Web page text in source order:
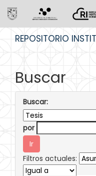
REPOSITORIO
Buscar
Buscar:
por
Filtros actuales: